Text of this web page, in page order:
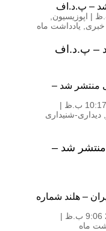
| اپوزیسیون
خبری یادداشت ماه
پیام فدائی منتشر شد –
|
دیداری-شنیداری
فدائی منتشر شد –
– هلند شماره
|
ماه